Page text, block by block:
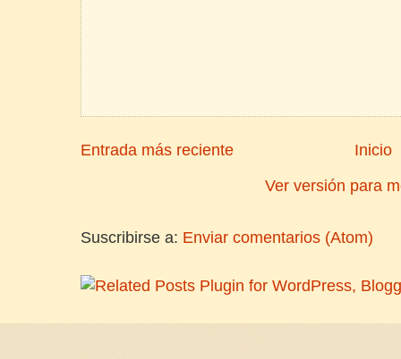
Entrada más reciente
Inicio
Ver versión para
Suscribirse a: Enviar comentarios (Atom)